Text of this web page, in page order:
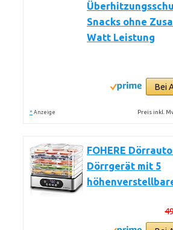
Snacks ohne
Watt Leistung
Bei
* Anzeige Preis inkl.
FOHERE
Dörrgerät mit 5